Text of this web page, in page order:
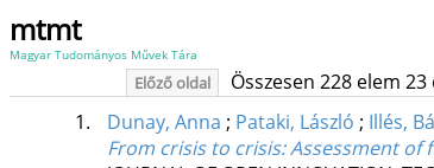
mtmt
Magyar Tudományos Művek Tára
Előző oldal Összesen 228 elem
1. Dunay, Anna ; Pataki, László ; Illés,
From crisis to crisis: Assessment